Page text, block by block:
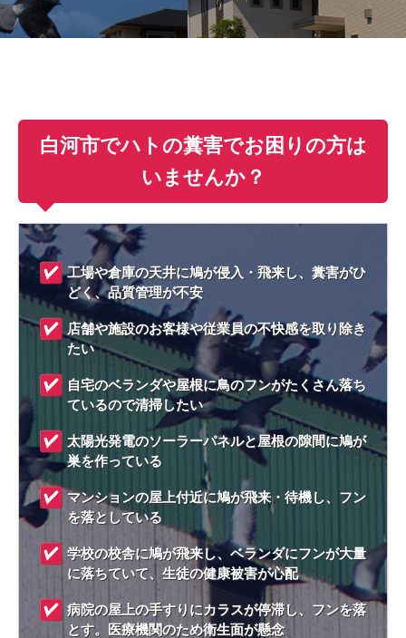
白河市でハトの糞害でお困りの方は
いませんか？
工場や倉庫の天井に鳩が侵入・飛来し、糞害がひ
どく、品質管理が不安
店舗や施設のお客様や従業員の不快感を取り除き
たい
自宅のベランダや屋根に鳥のフンがたくさん落ち
ているので清掃したい
太陽光発電のソーラーパネルと屋根の隙間に鳩が
巣を作っている
マンションの屋上付近に鳩が飛来・待機し、フン
を落としている
学校の校舎に鳩が飛来し、ベランダにフンが大量
に落ちていて、生徒の健康被害が心配
病院の屋上の手すりにカラスが停滞し、フンを落
とす。医療機関のため衛生面が懸念